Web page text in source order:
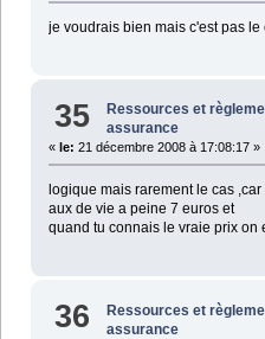
je voudrais bien mais c'est pas le
35 Ressources et
assurance
« le: 21 décembre 2008 à 17:08:17 »
logique mais rarement le cas
aux de vie a peine 7 euros et
quand tu connais le vraie prix on
36 Ressources et
assurance